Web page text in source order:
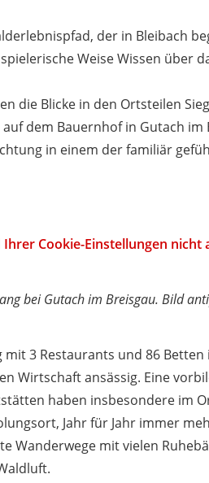
der in Bleibach
Weise Wissen über
die Blicke in den Ortsteilen
dem Bauernhof in Gutach im
in einem der familiär
Cookie-Einstellungen
bei Gutach im Breisgau. Bild
mit 3 Restaurants und 86
Wirtschaft ansässig. Eine
haben insbesondere im
Jahr für Jahr immer
Wanderwege mit vielen